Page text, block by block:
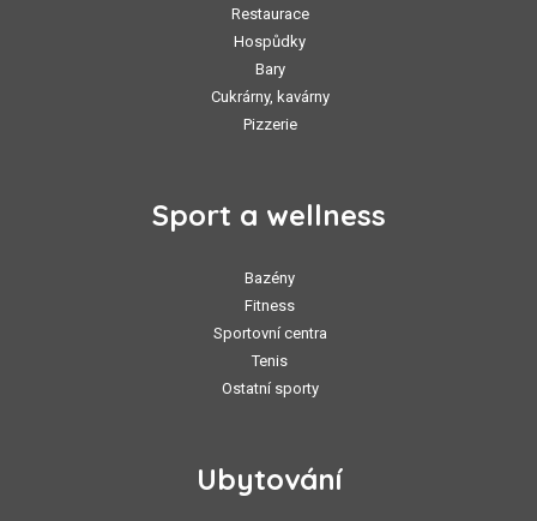
Restaurace
Hospůdky
Bary
Cukrárny, kavárny
Pizzerie
Sport a wellness
Bazény
Fitness
Sportovní centra
Tenis
Ostatní sporty
Ubytování